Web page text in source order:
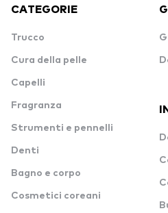
CATEGORIE
Trucco
Cura della pelle
Capelli
Fragranza
Strumenti e pennelli
Denti
Bagno e corpo
Cosmetici coreani